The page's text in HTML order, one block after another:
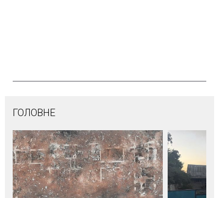
ГОЛОВНЕ